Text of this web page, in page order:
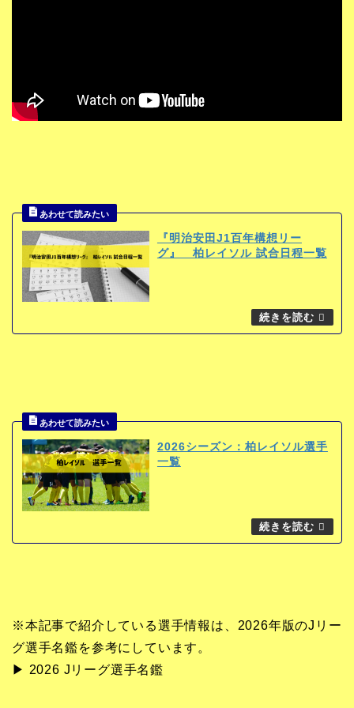
『明治安田J1百年構想リー
グ』 柏レイソル 試合日程一覧
2026シーズン：柏レイソル選手
一覧
※本記事で紹介している選手情報は、2026年版のJリー
グ選手名鑑を参考にしています。
▶︎ 2026 Jリーグ選手名鑑